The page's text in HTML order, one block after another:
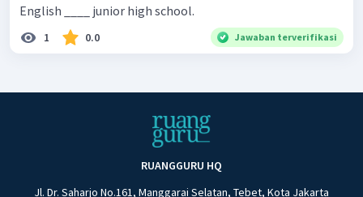
English ____ junior high school.
1 0.0 Jawaban terverifikasi
RUANGGURU HQ
Jl. Dr. Saharjo No.161, Manggarai Selatan, Tebet, Kota Jakarta